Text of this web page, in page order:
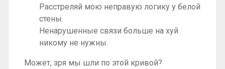
Расстреляй мою неправую логику у белой
стены.
Ненарушенные связи больше на хуй
никому не нужны.
Может, зря мы шли по этой кривой?